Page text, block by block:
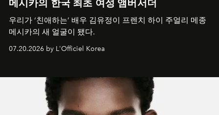
메시카의 한국 최초 여성 앰버서더
우리가 ‘친애하는’ 배우 김유정이 프렌치 하이 주얼리 메종
메시카의 새 얼굴이 됐다.
07.20.2026 by L'Officiel Korea